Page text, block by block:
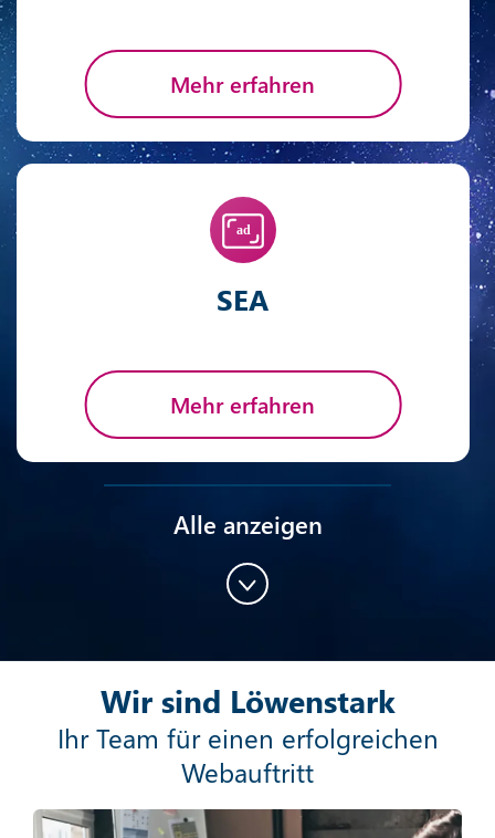
Mehr erfahren
SEA
Mehr erfahren
Mehr erfahren
Alle anzeigen
Wir sind Löwenstark
Ihr Team für einen erfolgreichen
Webauftritt